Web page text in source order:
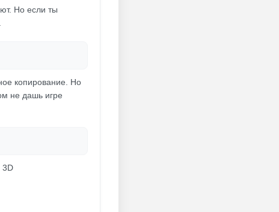
Но если ты
копирование. Но
не дашь игре
3D